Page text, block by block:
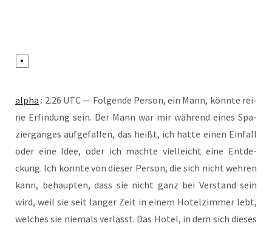
alpha : 2.26 UTC — Fol­gen­de Per­son, ein Mann, könn­te rei­
ne Erfin­dung sein. Der Mann war mir wäh­rend eines Spa­
zier­gan­ges auf­ge­fal­len, das heißt, ich hat­te einen Ein­fall
oder eine Idee, oder ich mach­te viel­leicht eine Ent­de­
ckung. Ich könn­te von die­ser Per­son, die sich nicht weh­ren
kann, behaup­ten, dass sie nicht ganz bei Ver­stand sein
wird, weil sie seit lan­ger Zeit in einem Hotel­zim­mer lebt,
wel­ches sie nie­mals ver­lässt. Das Hotel, in dem sich die­ses